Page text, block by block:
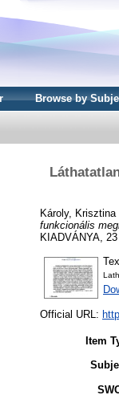
Browse by
Károly, Krisztina
funkcionális
KIADVÁNYA,
Official URL:
Item